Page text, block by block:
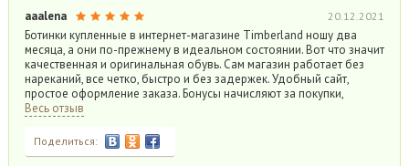
aaalena 20.12.2021
Ботинки купленные в интернет-магазине Timberland ношу два
месяца, а они по-прежнему в идеальном состоянии. Вот что значит
качественная и оригинальная обувь. Сам магазин работает без
нареканий, все четко, быстро и без задержек. Удобный сайт,
простое оформление заказа. Бонусы начисляют за покупки,
Весь отзыв
Поделиться: